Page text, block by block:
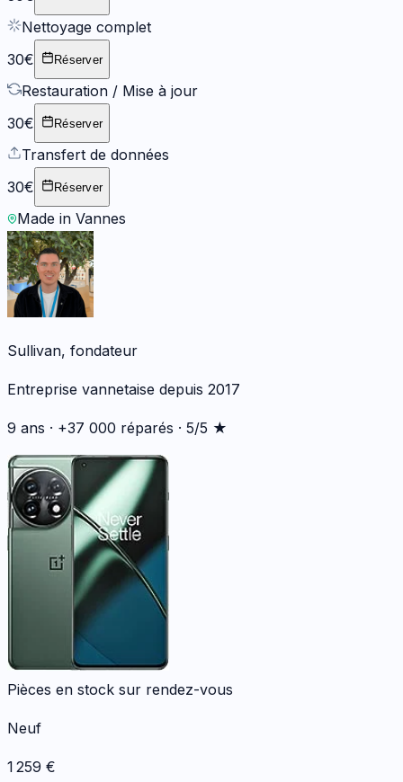
Nettoyage complet
30€
Réserver
Restauration / Mise à jour
30€
Réserver
Transfert de données
30€
Réserver
Made in Vannes
Sullivan, fondateur
Entreprise vannetaise depuis 2017
9 ans · +37 000 réparés · 5/5 ★
Pièces en stock sur rendez-vous
Neuf
1 259 €